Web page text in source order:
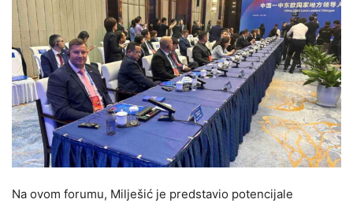
Na ovom forumu, Milješić je predstavio potencijale